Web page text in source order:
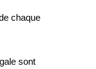
chaque
sont